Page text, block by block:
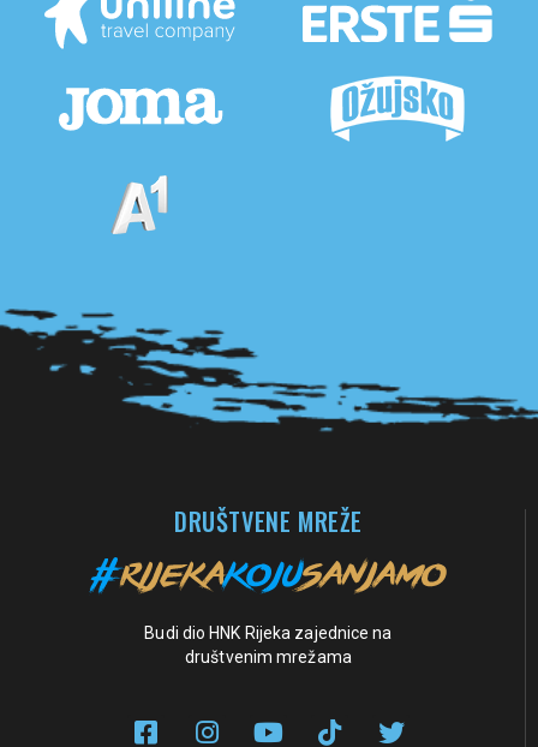
DRUŠTVENE MREŽE
Budi dio HNK Rijeka zajednice na
društvenim mrežama